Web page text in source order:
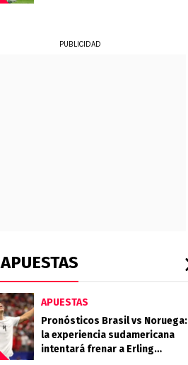
PUBLICIDAD
APUESTAS
APUESTAS
Pronósticos Brasil vs Noruega:
la experiencia sudamericana
intentará frenar a Erling